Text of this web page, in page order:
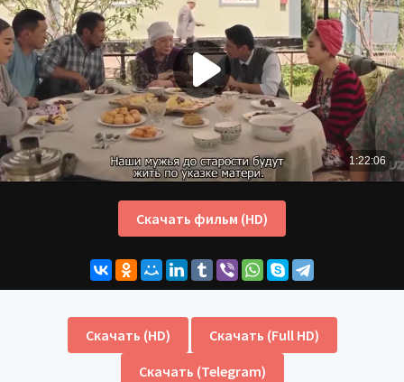
Скачать фильм (HD)
Скачать (HD)
Скачать (Full HD)
Скачать (Telegram)